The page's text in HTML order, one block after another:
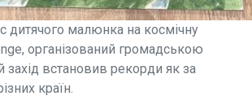
малюнка на космічну
організований громадською
захід встановив рекорди як за
країн.